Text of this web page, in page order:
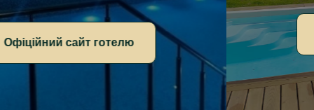
Офіційний сайт готелю